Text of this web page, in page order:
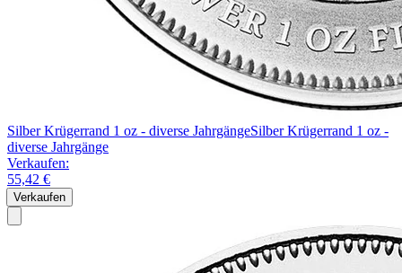
Silber Krügerrand 1 oz - diverse JahrgängeSilber Krügerrand 1 oz -
diverse Jahrgänge
Verkaufen:
55,42 €
Verkaufen